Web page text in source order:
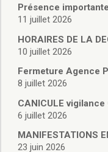
Cadastre
Plan Local
Actes
Budgets
Budget de
Budget
Règlement
Présence
11 juillet 2026
HORAIRES DE LA
10 juillet 2026
Fermeture Agence
8 juillet 2026
CANICULE vigilance
6 juillet 2026
MANIFESTATIONS
23 juin 2026